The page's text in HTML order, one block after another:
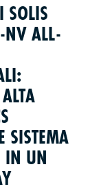
SOLIS
NV ALL-
SISTEMA
IN UN